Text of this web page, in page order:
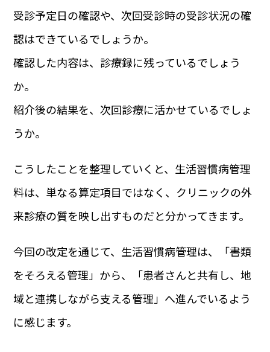
受診予定日の確認や、次回受診時の受診状況の確
認はできているでしょうか。
確認した内容は、診療録に残っているでしょう
か。
紹介後の結果を、次回診療に活かせているでしょ
うか。
こうしたことを整理していくと、生活習慣病管理
料は、単なる算定項目ではなく、クリニックの外
来診療の質を映し出すものだと分かってきます。
今回の改定を通じて、生活習慣病管理は、「書類
をそろえる管理」から、「患者さんと共有し、地
域と連携しながら支える管理」へ進んでいるよう
に感じます。